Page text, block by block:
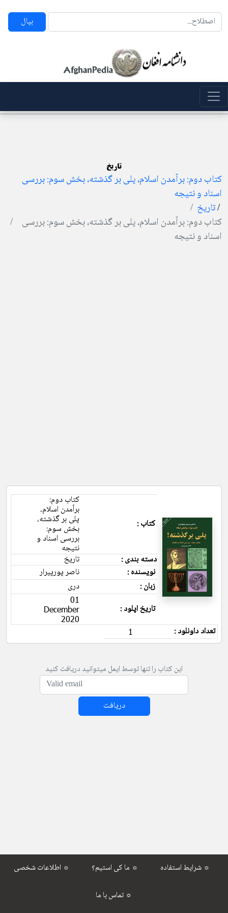
بپال
تاریخ
کتاب دوم: برآمدن اسلام، پلی بر گذشته، بخش سوم: بررسی
اسناد و نتیجه
/تاریخ
کتاب دوم: برآمدن اسلام، پلی بر گذشته، بخش سوم: بررسی
اسناد و نتیجه
کتاب :
کتاب دوم:
برآمدن اسلام،
پلی بر گذشته،
بخش سوم:
بررسی اسناد و
نتیجه
دسته بندی :
تاریخ
نویسنده :
ناصر پورپیرار
زبان :
دری
تاریخ اپلود :
01
December
2020
تعداد داونلود : 1
این کتاب را تنها توسط ایمل میتوانید دریافت کنید
دریافت
اطلاعات شخصی ☼ ما کی استیم؟ ☼ شرایط استفاده ☼
تماس با ما ☼